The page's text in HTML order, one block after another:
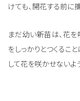
けても、開花する前に
まだ幼い新苗は、花を
をしっかりとつくるこ
して花を咲かせないよ